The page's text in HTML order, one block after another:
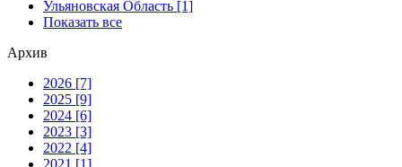
Ульяновская Область [1]
Показать все
Архив
2026 [7]
2025 [9]
2024 [6]
2023 [3]
2022 [4]
2021 [1]